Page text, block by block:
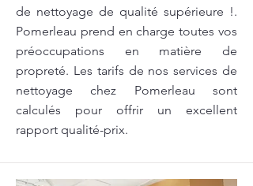
de nettoyage de qualité supérieure !.
Pomerleau prend en charge toutes vos
préoccupations en matière de
propreté. Les tarifs de nos services de
nettoyage chez Pomerleau sont
calculés pour offrir un excellent
rapport qualité-prix.